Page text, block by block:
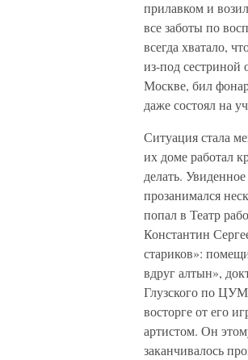
прилавком и
все заботы по
всегда хватало,
из-под сестриной
Москве, бил
даже состоял на
Ситуация стала
их доме работал
делать.
прозанимался
попал в Театр
Константин
стариков»:
вдруг алтын»,
Глузского по
восторге от его
артистом. Он
заканчивалось